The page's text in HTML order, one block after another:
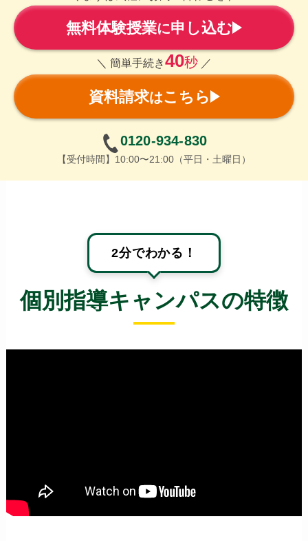
無料体験授業に申し込む
＼ 簡単手続き40秒 ／
資料請求はこちら
0120-934-830
【受付時間】10:00〜21:00（平日・土曜日）
2分でわかる！
個別指導キャンパスの特徴